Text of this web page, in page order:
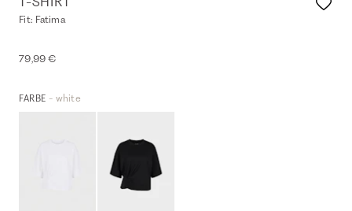
Fit: Fatima
79,99 €
FARBE - white